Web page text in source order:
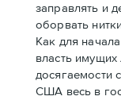
заправлять и
оборвать
Как для
власть имущих
досягаемости
США весь в